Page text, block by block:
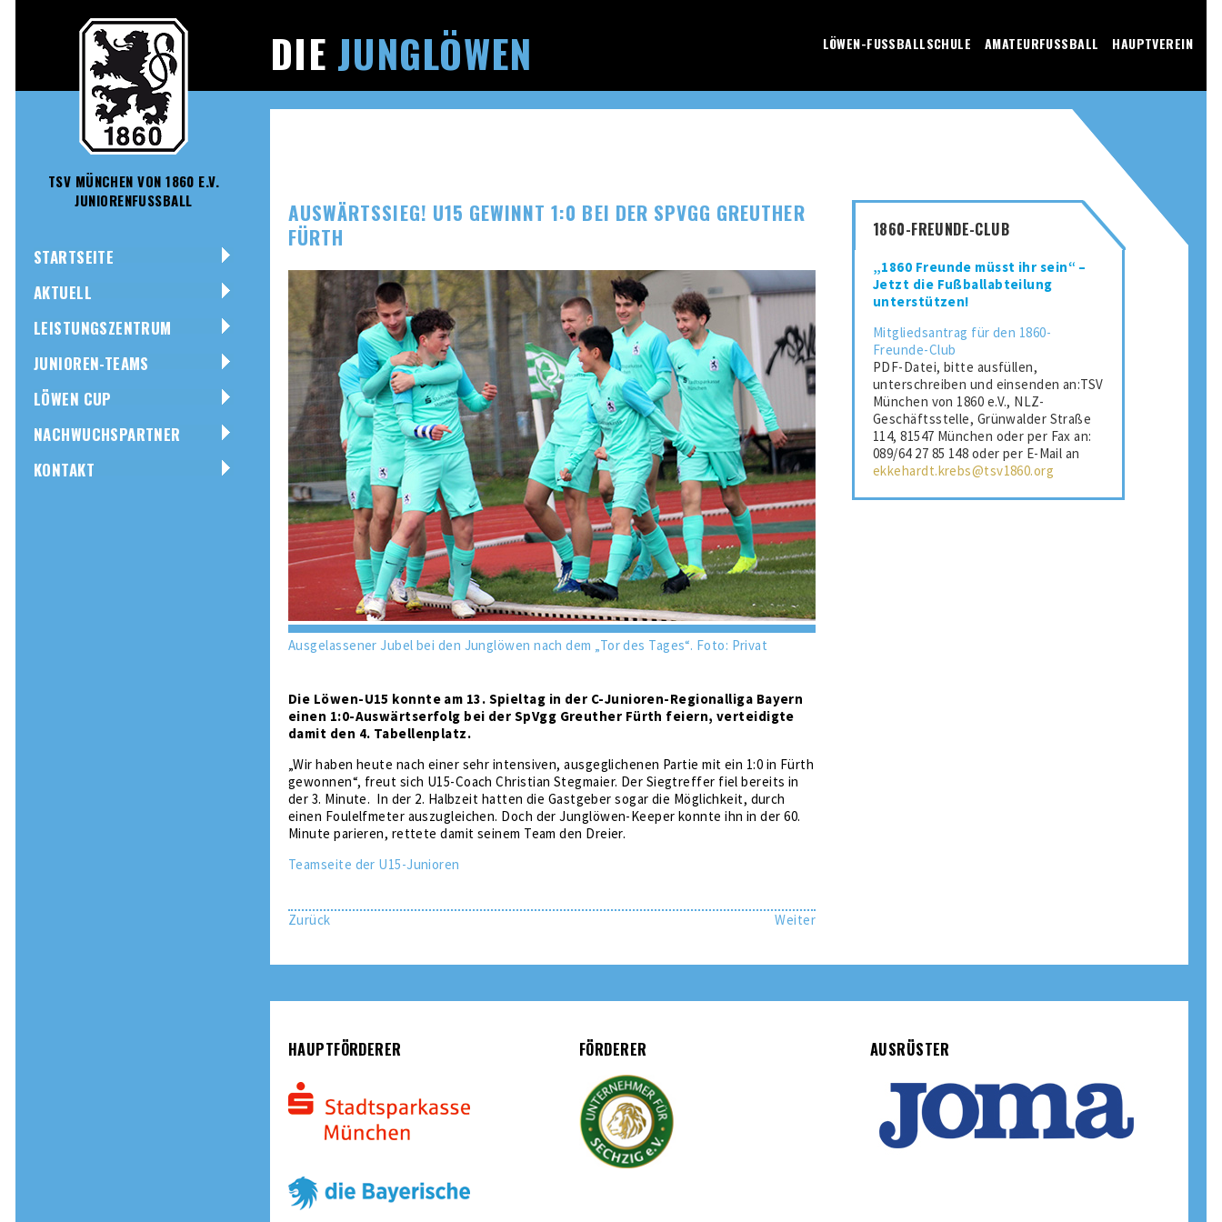
TSV MÜNCHEN VON 1860 E.V.
JUNIORENFUSSBALL
DIE JUNGLÖWEN LÖWEN-FUSSBALLSCHULE AMATEURFUSSBALL HAUPTVEREIN
STARTSEITE
AKTUELL
LEISTUNGSZENTRUM
JUNIOREN-TEAMS
LÖWEN CUP
NACHWUCHSPARTNER
KONTAKT
AUSWÄRTSSIEG! U15 GEWINNT 1:0 BEI DER SPVGG GREUTHER
FÜRTH
Ausgelassener Jubel bei den Junglöwen nach dem „Tor des Tages“. Foto: Privat
Die Löwen-U15 konnte am 13. Spieltag in der C-Junioren-Regionalliga Bayern
einen 1:0-Auswärtserfolg bei der SpVgg Greuther Fürth feiern, verteidigte
damit den 4. Tabellenplatz.
„Wir haben heute nach einer sehr intensiven, ausgeglichenen Partie mit ein 1:0 in Fürth
gewonnen“, freut sich U15-Coach Christian Stegmaier. Der Siegtreffer fiel bereits in
der 3. Minute. In der 2. Halbzeit hatten die Gastgeber sogar die Möglichkeit, durch
einen Foulelfmeter auszugleichen. Doch der Junglöwen-Keeper konnte ihn in der 60.
Minute parieren, rettete damit seinem Team den Dreier.
Teamseite der U15-Junioren
Zurück Weiter
1860-FREUNDE-CLUB
„1860 Freunde müsst ihr sein“ –
Jetzt die Fußballabteilung
unterstützen!
Mitgliedsantrag für den 1860-
Freunde-Club
PDF-Datei, bitte ausfüllen,
unterschreiben und einsenden an:TSV
München von 1860 e.V., NLZ-
Geschäftsstelle, Grünwalder Straße
114, 81547 München oder per Fax an:
089/64 27 85 148 oder per E-Mail an
ekkehardt.krebs@tsv1860.org
HAUPTFÖRDERER FÖRDERER AUSRÜSTER